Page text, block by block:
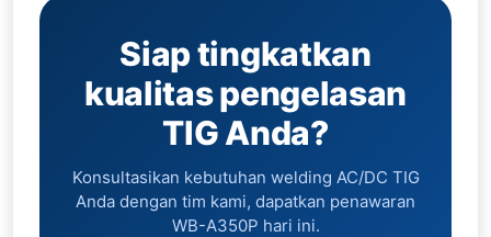
Siap tingkatkan
kualitas pengelasan
TIG Anda?
Konsultasikan kebutuhan welding AC/DC TIG
Anda dengan tim kami, dapatkan penawaran
WB-A350P hari ini.